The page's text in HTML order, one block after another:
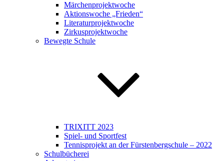
Märchenprojektwoche
Aktionswoche „Frieden“
Literaturprojektwoche
Zirkusprojektwoche
Bewegte Schule
TRIXITT 2023
Spiel- und Sportfest
Tennisprojekt an der Fürstenbergschule – 2022
Schulbücherei